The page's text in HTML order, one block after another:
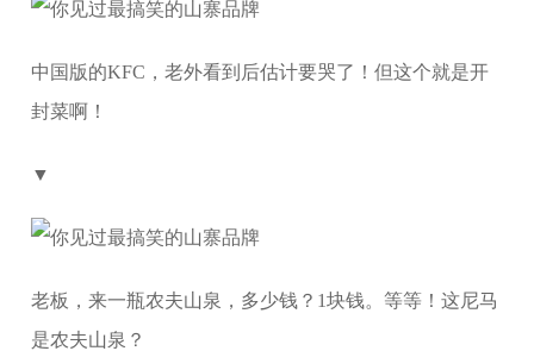
中国版的KFC，老外看到后估计要哭了！但这个就是开
封菜啊！
▼
老板，来一瓶农夫山泉，多少钱？1块钱。等等！这尼马
是农夫山泉？